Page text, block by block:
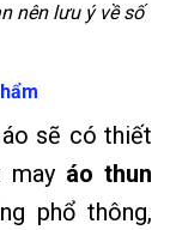
nên lưu ý về số
sẽ có thiết
may áo thun
phổ thông,